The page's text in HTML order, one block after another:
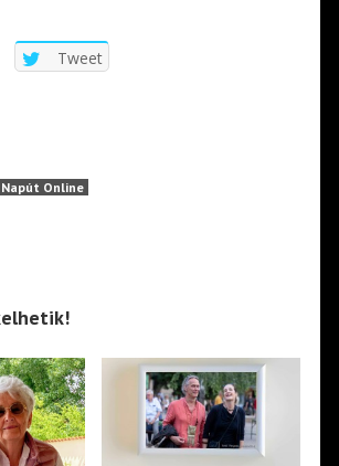
Tweet
Napút Online